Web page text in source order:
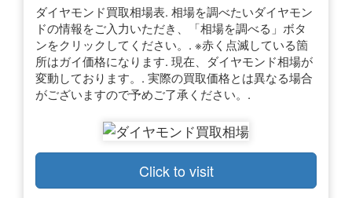
ダイヤモンド買取相場表. 相場を調べたいダイヤモン
ドの情報をご入力いただき、「相場を調べる」ボタ
ンをクリックしてください。. ※赤く点滅している箇
所はガイ価格になります. 現在、ダイヤモンド相場が
変動しております。. 実際の買取価格とは異なる場合
がございますので予めご了承ください。.
Click to visit